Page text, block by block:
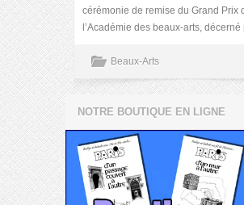
cérémonie de remise du Grand Prix
l’Académie des beaux-arts, décerné
Beaux-Arts
NOTRE BOUTIQUE EN LIGNE